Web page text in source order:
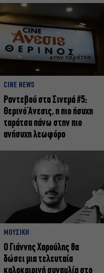
CINE NEWS
Ραντεβού στα Σινεμά #5:
Θερινό Άνεσις, η πιο ήσυχη
ταράτσα πάνω στην πιο
ανήσυχη λεωφόρο
ΜΟΥΣΙΚΗ
Ο Γιάννης Χαρούλης θα
δώσει μια τελευταία
καλοκαιρινή συναυλία στο